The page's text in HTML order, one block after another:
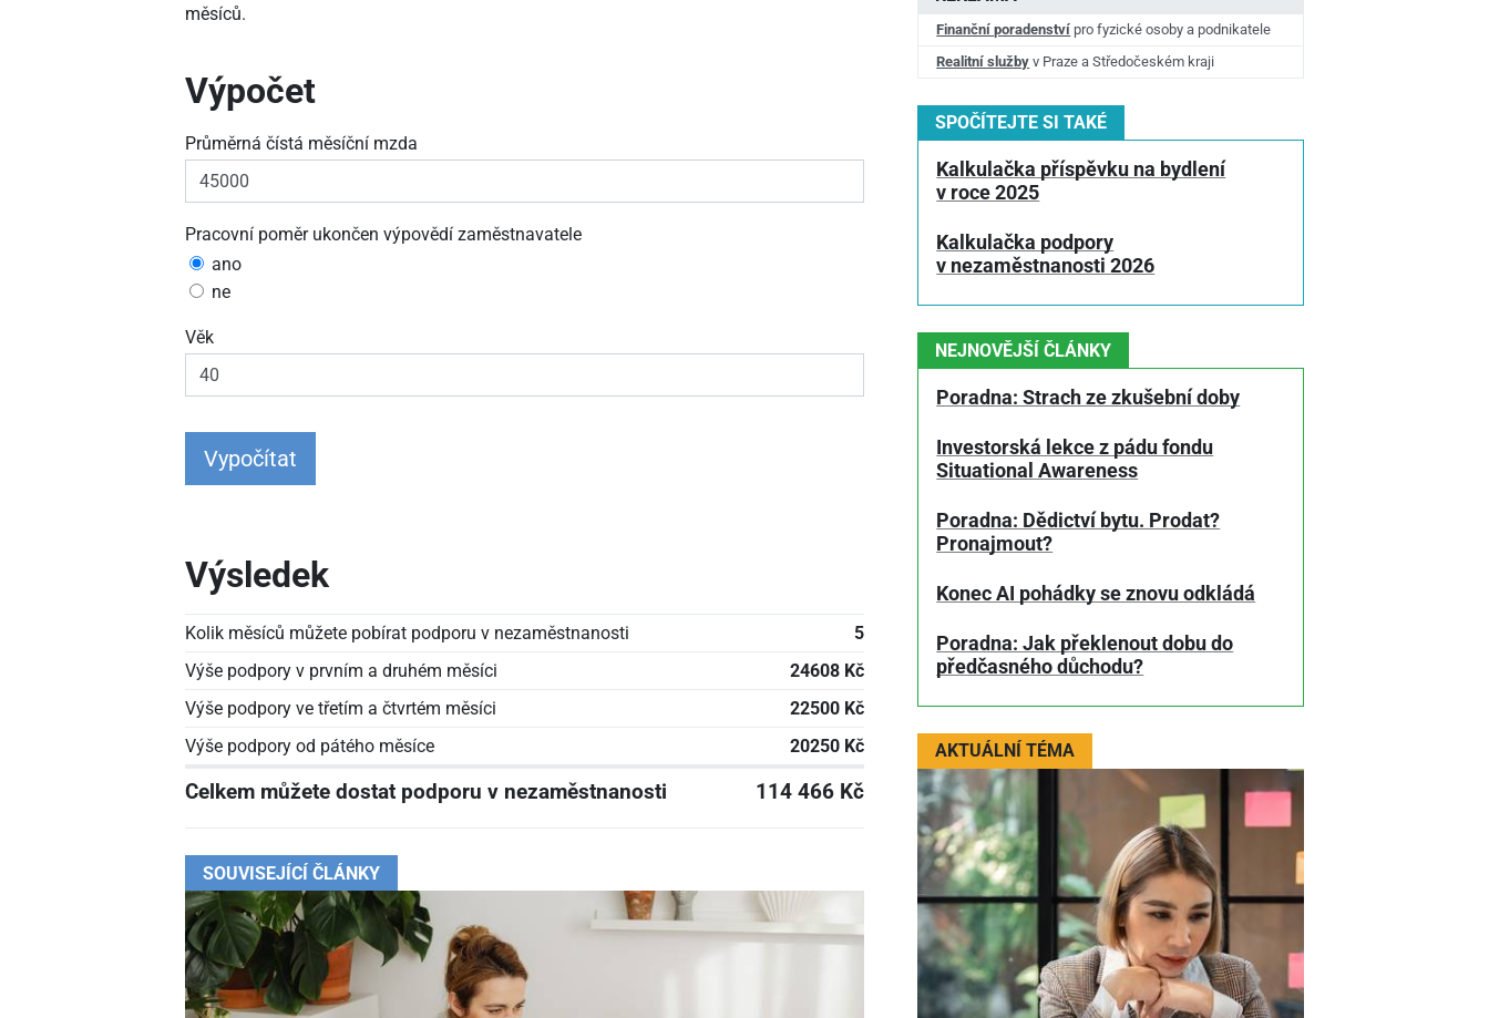
měsíců.
Výpočet
Průměrná čístá měsíční mzda
Pracovní poměr ukončen výpovědí zaměstnavatele
ano
ne
Věk
Vypočítat
Výsledek
Kolik měsíců můžete pobírat podporu v nezaměstnanosti
5
Výše podpory v prvním a druhém měsíci
24608 Kč
Výše podpory ve třetím a čtvrtém měsíci
22500 Kč
Výše podpory od pátého měsíce
20250 Kč
Celkem můžete dostat podporu v nezaměstnanosti 114 466 Kč
SOUVISEJÍCÍ ČLÁNKY
Finanční poradenství pro fyzické osoby a podnikatele
Realitní služby v Praze a Středočeském kraji
SPOČÍTEJTE SI TAKÉ
Kalkulačka příspěvku na bydlení
v roce 2025
Kalkulačka podpory
v nezaměstnanosti 2026
NEJNOVĚJŠÍ ČLÁNKY
Poradna: Strach ze zkušební doby
Investorská lekce z pádu fondu
Situational Awareness
Poradna: Dědictví bytu. Prodat?
Pronajmout?
Konec AI pohádky se znovu odkládá
Poradna: Jak překlenout dobu do
předčasného důchodu?
AKTUÁLNÍ TÉMA